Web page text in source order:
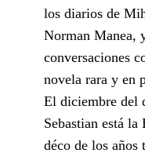
los diarios de
Norman Manea,
conversaciones
novela rara y en
El diciembre del
Sebastian está la
déco de los años